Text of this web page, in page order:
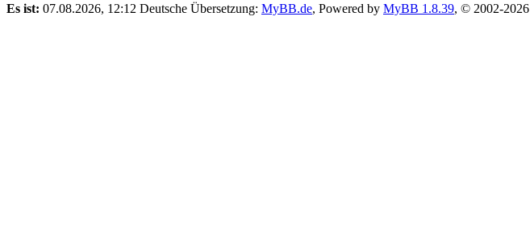
Es ist: 07.08.2026, 12:12 Deutsche Übersetzung: MyBB.de, Powered by MyBB 1.8.39, © 2002-2026